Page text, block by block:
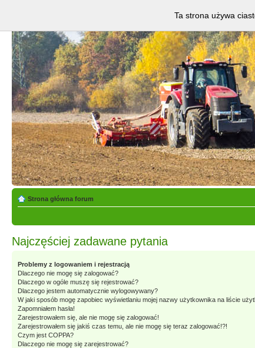
Strona główna forum
Najczęściej zadawane pytania
Problemy z logowaniem i rejestracją
Dlaczego nie mogę się zalogować?
Dlaczego w ogóle muszę się rejestrować?
Dlaczego jestem automatycznie wylogowywany?
W jaki sposób mogę zapobiec wyświetlaniu mojej nazwy użytkownika na liście
Zapomniałem hasła!
Zarejestrowałem się, ale nie mogę się zalogować!
Zarejestrowałem się jakiś czas temu, ale nie mogę się teraz zalogować!?!
Czym jest COPPA?
Dlaczego nie mogę się zarejestrować?
Ta strona używa